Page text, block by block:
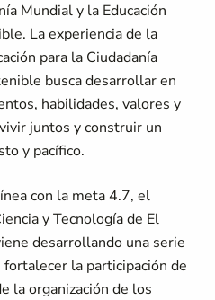
Mundial y la Educación
La experiencia de la
para la Ciudadanía
busca desarrollar en
habilidades, valores y
juntos y construir un
y pacífico.
con la meta 4.7, el
y Tecnología de El
desarrollando una serie
la participación de
la organización de los